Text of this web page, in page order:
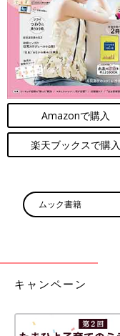
Amazonで購入
楽天ブックスで購入
ムック書籍
キャンペーン